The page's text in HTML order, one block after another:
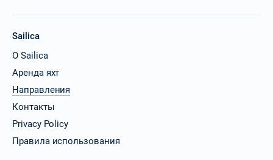
Sailica
О Sailica
Аренда яхт
Направления
Контакты
Privacy Policy
Правила использования